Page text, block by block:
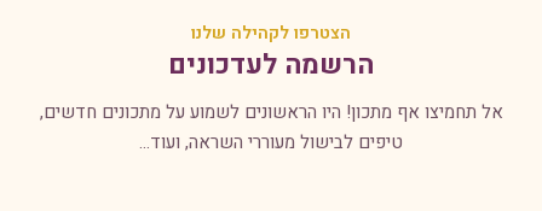
הצטרפו לקהילה שלנו
הרשמה לעדכונים
אל תחמיצו אף מתכון! היו הראשונים לשמוע על מתכונים חדשים,
טיפים לבישול מעוררי השראה, ועוד...